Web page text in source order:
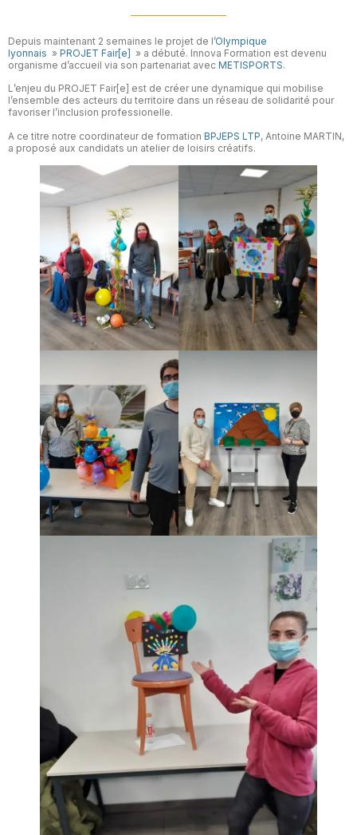
Depuis maintenant 2 semaines le projet de l’Olympique
lyonnais » PROJET Fair[e] » a débuté. Innova Formation est devenu
organisme d’accueil via son partenariat avec METISPORTS.
L’enjeu du PROJET Fair[e] est de créer une dynamique qui mobilise
l’ensemble des acteurs du territoire dans un réseau de solidarité pour
favoriser l’inclusion professionelle.
A ce titre notre coordinateur de formation BPJEPS LTP, Antoine MARTIN,
a proposé aux candidats un atelier de loisirs créatifs.